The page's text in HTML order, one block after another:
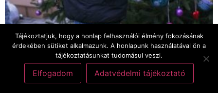
Tájékoztatjuk, hogy a honlap felhasználói élmény fokozásának
érdekében sütiket alkalmazunk. A honlapunk használatával ön a
tájékoztatásunkat tudomásul veszi.
Elfogadom Adatvédelmi tájékoztató